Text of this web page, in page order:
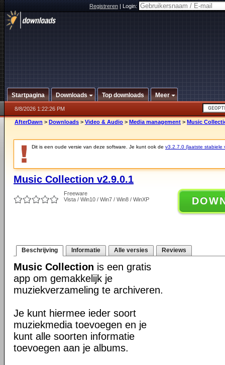
Registreren|Login:
Startpagina Downloads Top downloads Meer
8/8/2026 1:22:26 PM
AfterDawn > Downloads > Video & Audio > Media management > Music
Dit is een oude versie van deze software. Je kunt ook de v3.2.7.0 (laatste stabiele
Music Collection v2.9.0.1
Freeware
Vista / Win10 / Win7 / Win8 / WinXP
Beschrijving Informatie Alle versies Reviews
Music Collection is een gratis
app om gemakkelijk je
muziekverzameling te archiveren.
Je kunt hiermee ieder soort
muziekmedia toevoegen en je
kunt alle soorten informatie
toevoegen aan je albums.